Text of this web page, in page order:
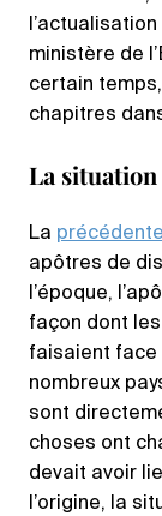
ministère de
certain
chapitres
La
La précédente
apôtres de
l’époque,
façon dont
faisaient face
nombreux
sont
choses ont
devait avoir
l’origine, la